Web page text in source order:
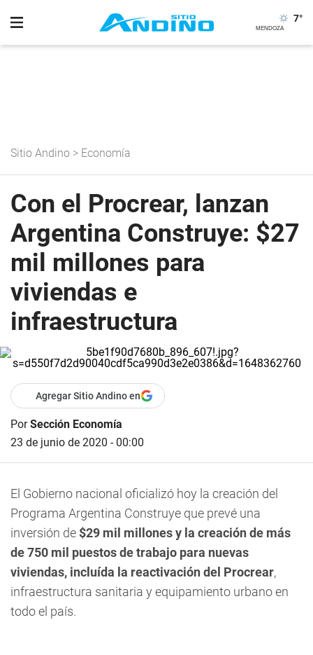
7°
Sitio Andino > Economía
Con el Procrear, lanzan
Argentina Construye: $27
mil millones para
viviendas e
infraestructura
Agregar Sitio Andino en
PorSección Economía
23 de junio de 2020 - 00:00
El Gobierno nacional oficializó hoy la creación del
Programa Argentina Construye que prevé una
inversión de $29 mil millones y la creación de más
de 750 mil puestos de trabajo para nuevas
viviendas, incluída la reactivación del Procrear,
infraestructura sanitaria y equipamiento urbano en
todo el país.